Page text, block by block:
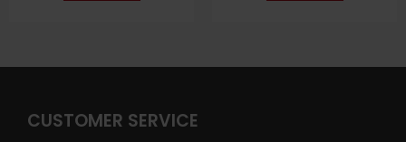
CUSTOMER SERVICE